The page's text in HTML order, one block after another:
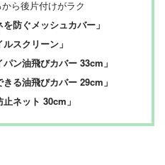
ら後片付けがラク
防ぐメッシュカバー」
スクリーン」
ン油飛びカバー 33cm」
る油飛びカバー 29cm」
ネット 30cm」